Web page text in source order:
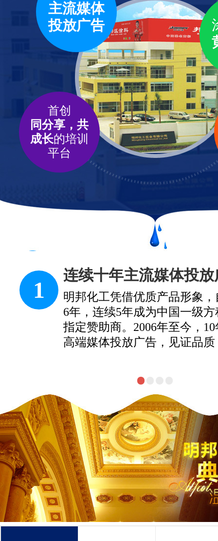
主流媒体
投放广告
首创
同分享，共
成长的培训
平台
1
连续十年主流媒体投放
明邦化工凭借优质产品形象，
6年，连续5年成为中国一级
指定赞助商。2006年至今，
高端媒体投放广告，见证品